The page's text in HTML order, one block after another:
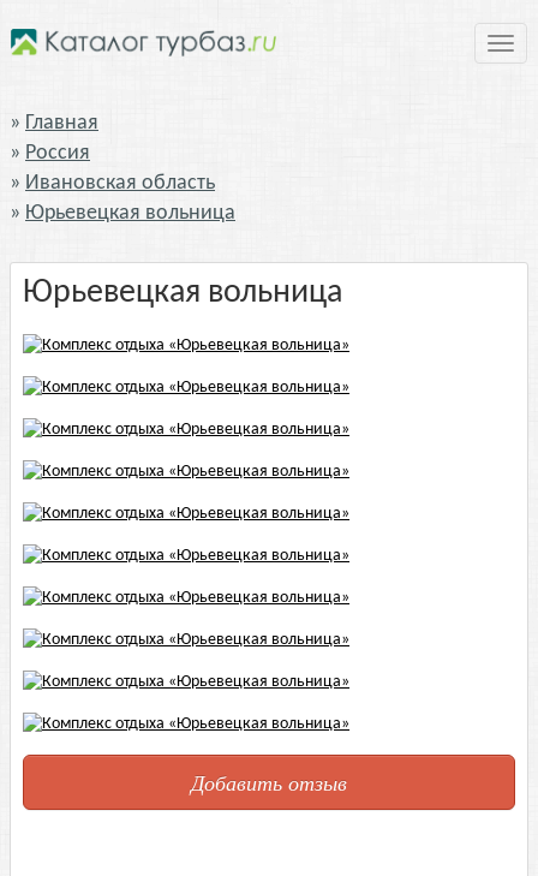
Главная
Россия
Ивановская область
Юрьевецкая вольница
Юрьевецкая вольница
Добавить отзыв